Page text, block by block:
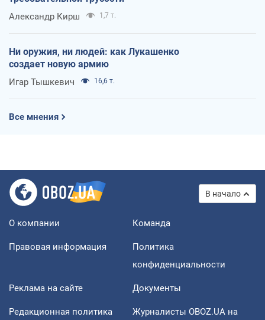
Александр Кирш 1,7 т.
Ни оружия, ни людей: как Лукашенко
создает новую армию
Игар Тышкевич 16,6 т.
Все мнения
В начало
О компании Команда
Правовая информация
Политика
конфиденциальности
Реклама на сайте Документы
Редакционная политика
Журналисты OBOZ.UA на